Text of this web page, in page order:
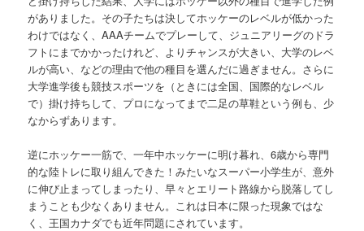
がありました。その子たちは決してホッケーのレベルが低かった
わけではなく、AAAチームでプレーして、ジュニアリーグのドラ
フトにまでかかったけれど、よりチャンスが大きい、大学のレベ
ルが高い、などの理由で他の種目を選んだに過ぎません。さらに
大学進学後も競技スポーツを（ときには全国、国際的なレベル
で）掛け持ちして、プロになってまで二足の草鞋という例も、少
なからずあります。
逆にホッケー一筋で、一年中ホッケーに明け暮れ、6歳から専門
的な陸トレに取り組んできた！みたいなスーパー小学生が、意外
に伸び止まってしまったり、早々とエリート路線から脱落してし
まうことも少なくありません。これは日本に限った現象ではな
く、王国カナダでも近年問題にされています。